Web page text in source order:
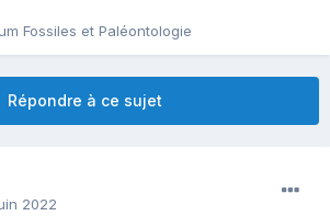
Fossiles et Paléontologie
Répondre à ce sujet
2022